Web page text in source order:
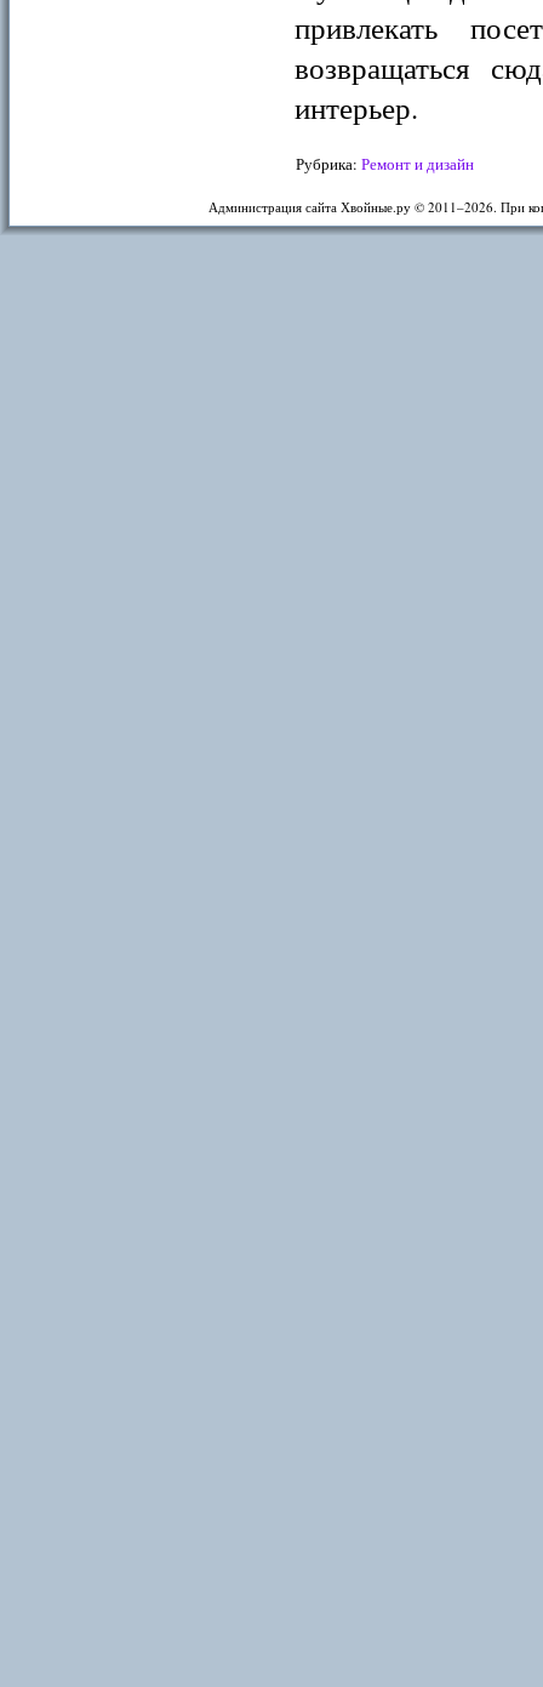
привлекать
возвращаться
интерьер.
Рубрика: Ремонт и дизайн
Администрация сайта Хвойные.ру © 2011–2026. При